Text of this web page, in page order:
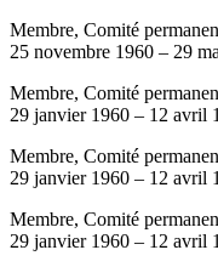
Membre, Comité
25 novembre 1960 – 29
Membre, Comité
29 janvier 1960 – 12 avril
Membre, Comité
29 janvier 1960 – 12 avril
Membre, Comité
29 janvier 1960 – 12 avril